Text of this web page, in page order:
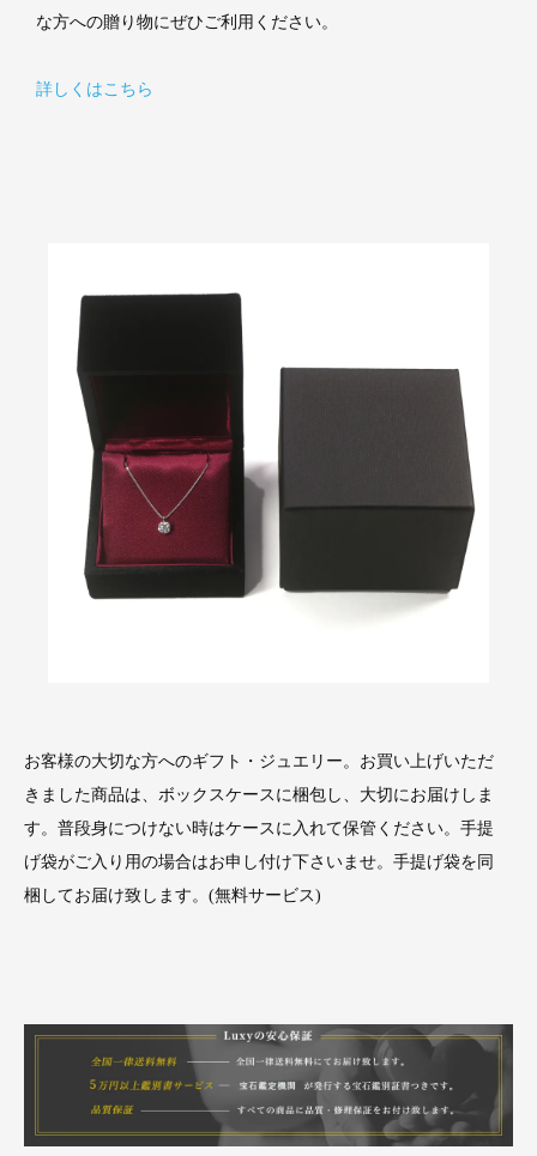
な方への贈り物にぜひご利用ください。
詳しくはこちら
お客様の大切な方へのギフト・ジュエリー。お買い上げいただ
きました商品は、ボックスケースに梱包し、大切にお届けしま
す。普段身につけない時はケースに入れて保管ください。手提
げ袋がご入り用の場合はお申し付け下さいませ。手提げ袋を同
梱してお届け致します。(無料サービス)